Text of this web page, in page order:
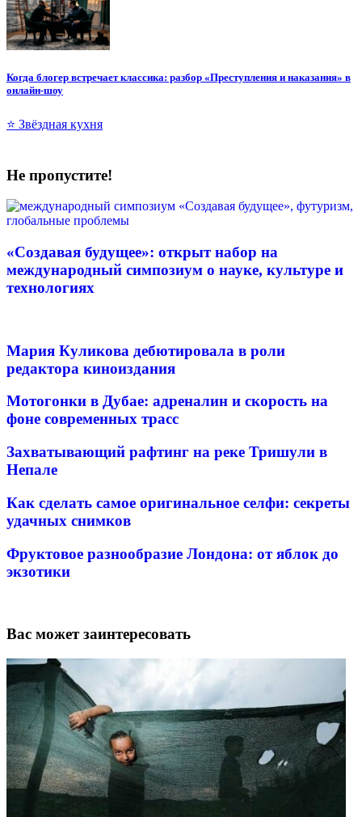
Когда блогер встречает классика: разбор «Преступления и наказания» в
онлайн-шоу
⭐ Звёздная кухня
Не пропустите!
«Создавая будущее»: открыт набор на
международный симпозиум о науке, культуре и
технологиях
Мария Куликова дебютировала в роли
редактора киноиздания
Мотогонки в Дубае: адреналин и скорость на
фоне современных трасс
Захватывающий рафтинг на реке Тришули в
Непале
Как сделать самое оригинальное селфи: секреты
удачных снимков
Фруктовое разнообразие Лондона: от яблок до
экзотики
Вас может заинтересовать